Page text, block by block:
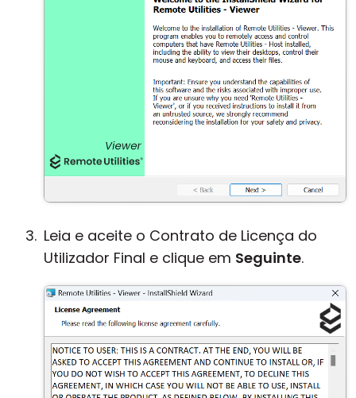
Leia e aceite o Contrato de Licença do
Utilizador Final e clique em Seguinte.